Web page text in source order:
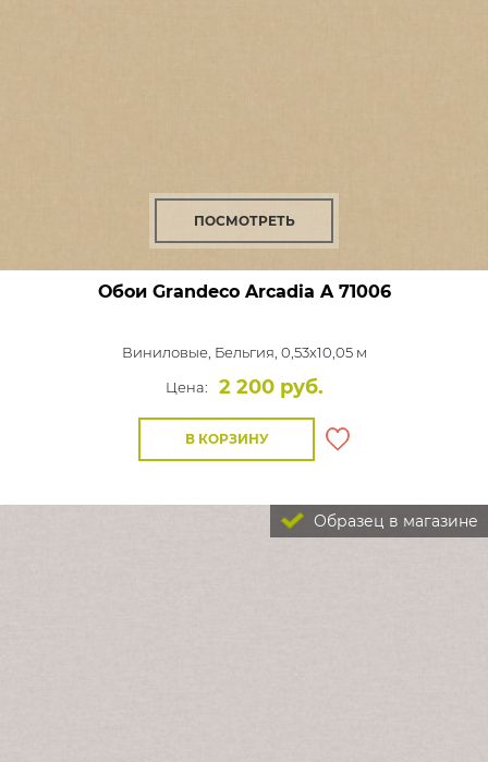
ПОСМОТРЕТЬ
Обои Grandeco Arcadia A 71006
Виниловые, Бельгия, 0,53x10,05 м
Цена:
2 200 руб.
В КОРЗИНУ
Образец в магазине